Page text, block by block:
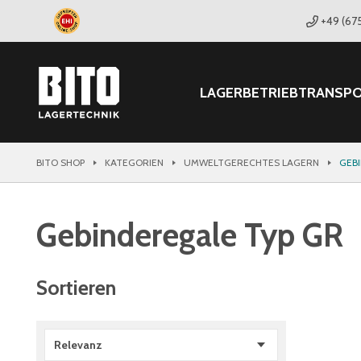
+49
LAGERBETRIEB
BITO SHOP KATEGORIEN UMWELTGERECHTES LAGERN
Gebinderegale Typ GR
Sortieren
Relevanz